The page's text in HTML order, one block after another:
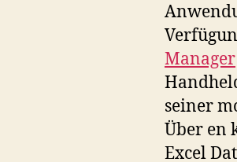
Manager
seiner
Über en
Excel